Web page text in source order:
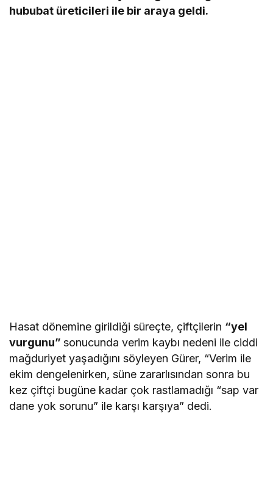
hububat üreticileri ile bir araya geldi.
Hasat dönemine girildiği süreçte, çiftçilerin “yel
vurgunu”sonucunda verim kaybı nedeni ile ciddi
mağduriyet yaşadığını söyleyen Gürer, “Verim ile
ekim dengelenirken, süne zararlısından sonra bu
kez çiftçi bugüne kadar çok rastlamadığı “sap var
dane yok sorunu” ile karşı karşıya” dedi.